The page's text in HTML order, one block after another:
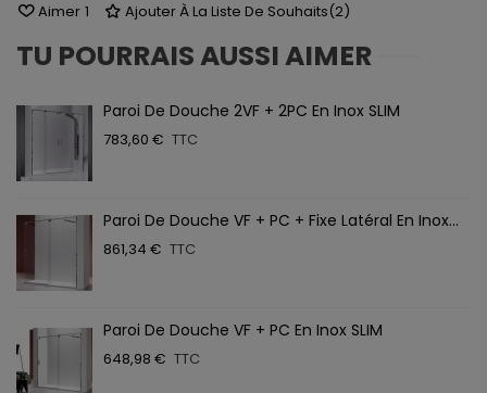
Aimer 1 Ajouter À La Liste De Souhaits(2)
TU POURRAIS AUSSI AIMER
Paroi De Douche 2VF + 2PC En Inox SLIM
783,60 € TTC
Paroi De Douche VF + PC + Fixe Latéral En Inox...
861,34 € TTC
Paroi De Douche VF + PC En Inox SLIM
648,98 € TTC